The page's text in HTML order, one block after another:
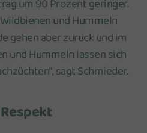
um 90 Prozent geringer.
und Hummeln
gehen aber zurück und im
und Hummeln lassen sich
sagt Schmieder.